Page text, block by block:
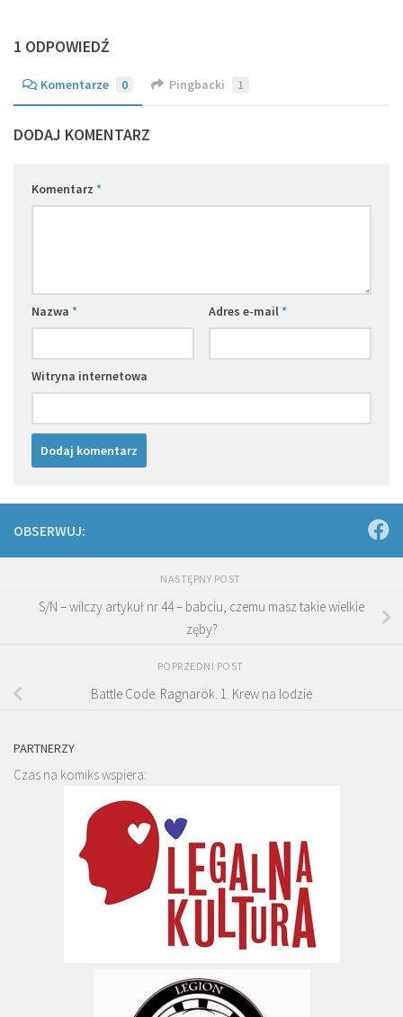
1 ODPOWIEDŹ
Komentarze 0 Pingbacki 1
DODAJ KOMENTARZ
Komentarz *
Nazwa * Adres e-mail*
Witryna internetowa
OBSERWUJ:
NASTĘPNY POST
S/N – wilczy artykuł nr 44 – babciu, czemu masz takie wielkie
zęby?
POPRZEDNI POST
Battle Code. Ragnarök. 1. Krew na lodzie
PARTNERZY
Czas na komiks wspiera: